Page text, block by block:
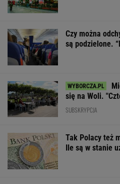
Czy można
są podzielone.
się na Woli.
SUBSKRYPCJA
Tak Polacy też
Ile są w stanie